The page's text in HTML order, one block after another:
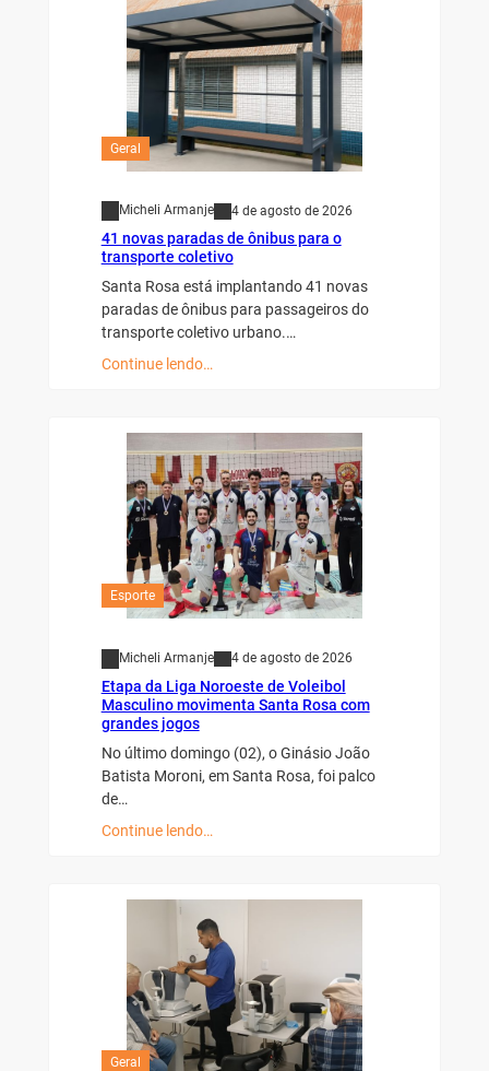
Geral
Micheli Armanje 4 de agosto de 2026
41 novas paradas de ônibus para o
transporte coletivo
Santa Rosa está implantando 41 novas
paradas de ônibus para passageiros do
transporte coletivo urbano.…
Continue lendo…
Esporte
Micheli Armanje 4 de agosto de 2026
Etapa da Liga Noroeste de Voleibol
Masculino movimenta Santa Rosa com
grandes jogos
No último domingo (02), o Ginásio João
Batista Moroni, em Santa Rosa, foi palco
de…
Continue lendo…
Geral